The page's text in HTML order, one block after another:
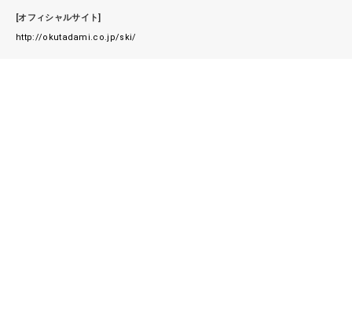
[オフィシャルサイト]
http://okutadami.co.jp/ski/